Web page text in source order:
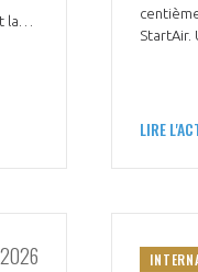
la
StartAir.
leur
LIRE
?
DE LA FILIÈRE ?
et développez votre
intégré et cohérent